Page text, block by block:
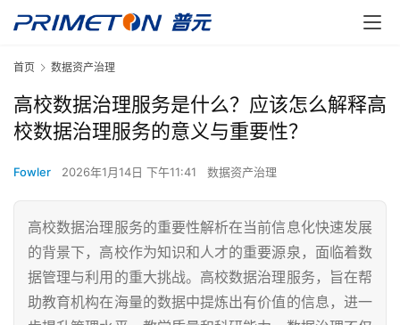
首页 数据资产治理
高校数据治理服务是什么？应该怎么解释高
校数据治理服务的意义与重要性？
Fowler 2026年1月14日 下午11:41 数据资产治理
高校数据治理服务的重要性解析在当前信息化快速发展
的背景下，高校作为知识和人才的重要源泉，面临着数
据管理与利用的重大挑战。高校数据治理服务，旨在帮
助教育机构在海量的数据中提炼出有价值的信息，进一